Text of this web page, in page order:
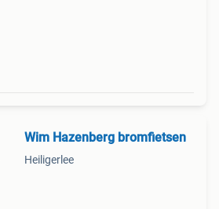
Wim Hazenberg bromfietsen
Heiligerlee